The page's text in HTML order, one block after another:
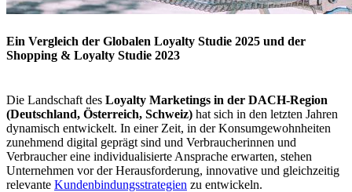
Ein Vergleich der Globalen Loyalty Studie 2025 und der
Shopping & Loyalty Studie 2023
Die Landschaft des Loyalty Marketings in der DACH-Region
(Deutschland, Österreich, Schweiz) hat sich in den letzten Jahren
dynamisch entwickelt. In einer Zeit, in der Konsumgewohnheiten
zunehmend digital geprägt sind und Verbraucherinnen und
Verbraucher eine individualisierte Ansprache erwarten, stehen
Unternehmen vor der Herausforderung, innovative und gleichzeitig
relevante Kundenbindungsstrategien zu entwickeln.